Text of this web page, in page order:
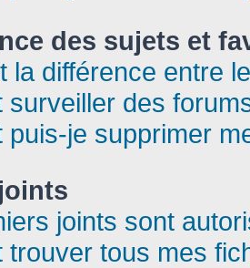
des sujets et
la différence entre
surveiller des
puis-je supprimer
joints sont
trouver tous mes